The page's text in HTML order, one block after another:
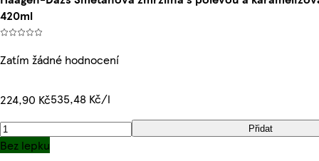
420ml
Zatím žádné hodnocení
224,90 Kč535,48 Kč/l
Přidat
Bez lepku